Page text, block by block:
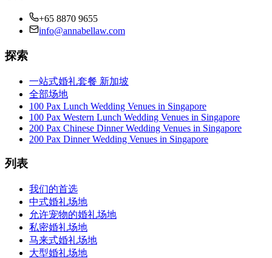
+65 8870 9655
info@annabellaw.com
探索
一站式婚礼套餐 新加坡
全部场地
100 Pax Lunch Wedding Venues in Singapore
100 Pax Western Lunch Wedding Venues in Singapore
200 Pax Chinese Dinner Wedding Venues in Singapore
200 Pax Dinner Wedding Venues in Singapore
列表
我们的首选
中式婚礼场地
允许宠物的婚礼场地
私密婚礼场地
马来式婚礼场地
大型婚礼场地